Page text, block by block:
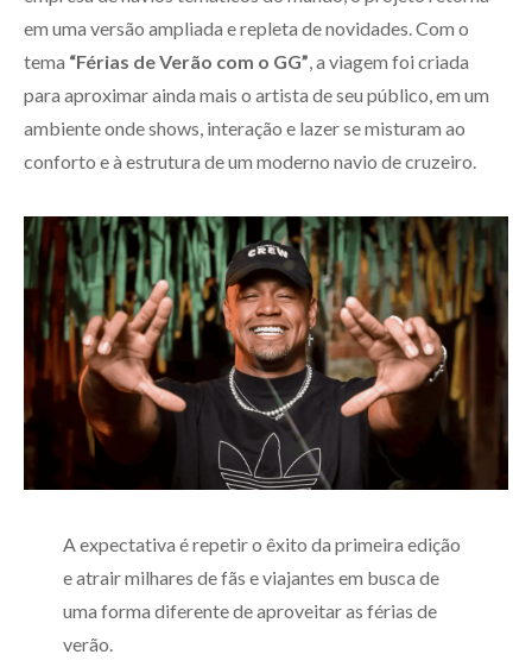
em uma versão ampliada e repleta de novidades. Com o
tema “Férias de Verão com o GG”, a viagem foi criada
para aproximar ainda mais o artista de seu público, em um
ambiente onde shows, interação e lazer se misturam ao
conforto e à estrutura de um moderno navio de cruzeiro.
A expectativa é repetir o êxito da primeira edição
e atrair milhares de fãs e viajantes em busca de
uma forma diferente de aproveitar as férias de
verão.